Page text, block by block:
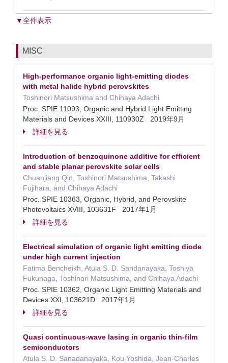
▼全件表示
MISC
High-performance organic light-emitting diodes
with metal halide hybrid perovskites
Toshinori Matsushima and Chihaya Adachi
Proc. SPIE 11093, Organic and Hybrid Light Emitting
Materials and Devices XXIII, 110930Z 2019年9月
詳細を見る
Introduction of benzoquinone additive for efficient
and stable planar perovskite solar cells
Chuanjiang Qin, Toshinori Matsushima, Takashi
Fujihara, and Chihaya Adachi
Proc. SPIE 10363, Organic, Hybrid, and Perovskite
Photovoltaics XVIII, 103631F 2017年1月
詳細を見る
Electrical simulation of organic light emitting diode
under high current injection
Fatima Bencheikh, Atula S. D. Sandanayaka, Toshiya
Fukunaga, Toshinori Matsushima, and Chihaya Adachi
Proc. SPIE 10362, Organic Light Emitting Materials and
Devices XXI, 103621D 2017年1月
詳細を見る
Quasi continuous-wave lasing in organic thin-film
semiconductors
Atula S. D. Sanadanayaka, Kou Yoshida, Jean-Charles